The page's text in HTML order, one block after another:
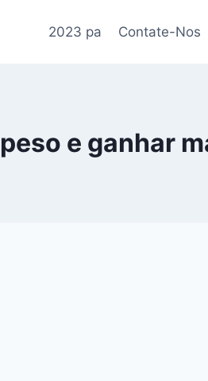
2023 pa Contate-Nos
e ganhar